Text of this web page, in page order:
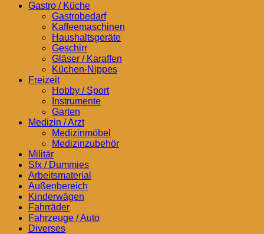
Gastro / Küche
Gastrobedarf
Kaffeemaschinen
Haushaltsgeräte
Geschirr
Gläser / Karaffen
Küchen-Nippes
Freizeit
Hobby / Sport
Instrumente
Garten
Medizin / Arzt
Medizinmöbel
Medizinzubehör
Militär
Sfx / Dummies
Arbeitsmaterial
Außenbereich
Kinderwägen
Fahrräder
Fahrzeuge / Auto
Diverses